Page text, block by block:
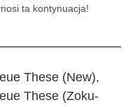
ta kontynuacja!
These (New),
These (Zoku-